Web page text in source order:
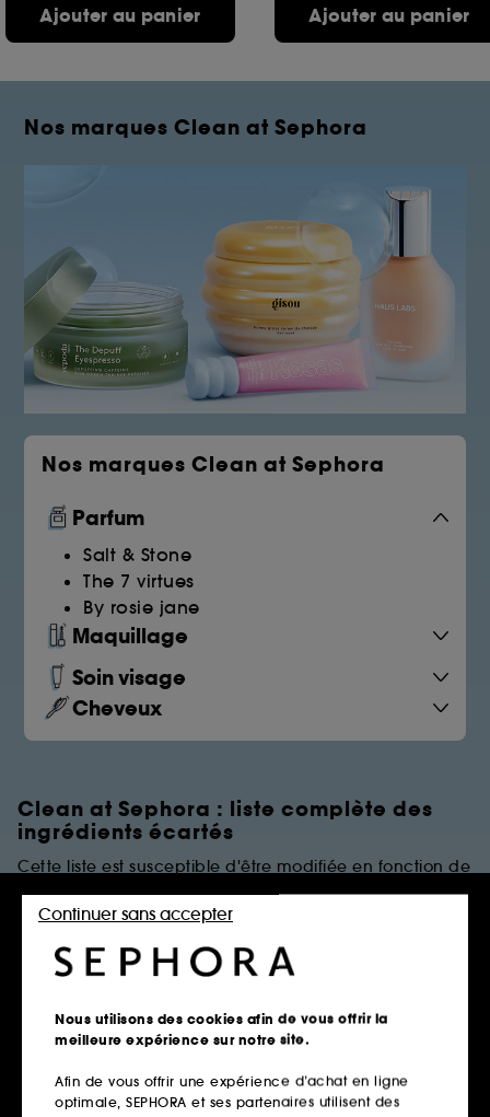
Ajouter au panier Ajouter au panier
Nos marques Clean at Sephora
Nos marques Clean at Sephora
Parfum
Salt & Stone
The 7 virtues
By rosie jane
Maquillage
Soin visage
Cheveux
Clean at Sephora : liste complète des
ingrédients écartés
Cette liste est susceptible d'être modifiée en fonction de
PARFUMS
Règles de restrictions
Parfums Synthétiques
Nous utilisons des cookies afin de vous offrir la
meilleure expérience sur notre site.
Afin de vous offrir une expérience d’achat en ligne
optimale, SEPHORA et ses partenaires utilisent des
Continuer sans accepter